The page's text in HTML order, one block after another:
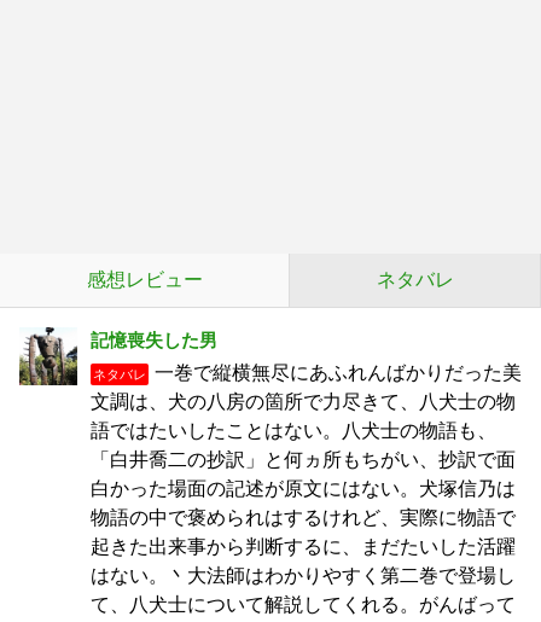
感想レビュー ネタバレ
記憶喪失した男
ネタバレ
一巻で縦横無尽にあふれんばかりだった美
文調は、犬の八房の箇所で力尽きて、八犬士の物
語ではたいしたことはない。八犬士の物語も、
「白井喬二の抄訳」と何ヵ所もちがい、抄訳で面
白かった場面の記述が原文にはない。犬塚信乃は
物語の中で褒められはするけれど、実際に物語で
起きた出来事から判断するに、まだたいした活躍
はない。丶大法師はわかりやすく第二巻で登場し
て、八犬士について解説してくれる。がんばって